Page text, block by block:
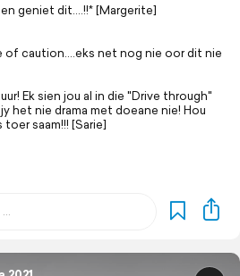
geniet dit….!!* [Margerite]
of caution....eks net nog nie oor dit nie
Ek sien jou al in die "Drive through"
het nie drama met doeane nie! Hou
saam!!! [Sarie]